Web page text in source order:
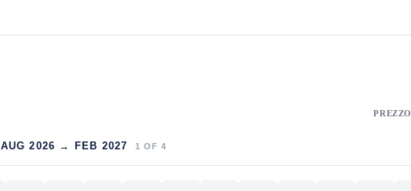
PREZZO
AUG 2026 → FEB 2027 1 OF 4